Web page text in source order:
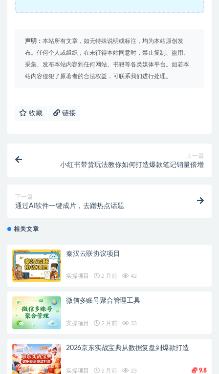
声明： 本站所有文章，如无特殊说明或标注，均为本站原创发
布。任何个人或组织，在未征得本站同意时，禁止复制、盗用、
采集、发布本站内容到任何网站、书籍等各类媒体平台。如若本
站内容侵犯了原著者的合法权益，可联系我们进行处理。
收藏 链接
上一篇
小红书带货玩法教你如何打造爆款笔记销量倍增
下一篇
通过AI软件一键成片，去蹭热点话题
相关文章
秦汉云联协议项目
实操项目 2 月前 42
微信多账号聚合管理工具
实操项目 2 月前 33
2026京东实战宝典从数据复盘到爆款打造
实操项目 2 月前 23 9.8